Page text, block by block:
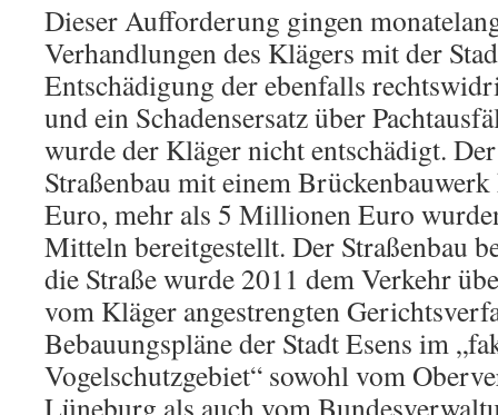
Dieser Aufforderung gingen
Verhandlungen des Klägers mit der
Entschädigung der ebenfalls
und ein Schadensersatz über
wurde der Kläger nicht entschädigt.
Straßenbau mit einem
Euro, mehr als 5 Millionen Euro
Mitteln bereitgestellt. Der Straßenbau
die Straße wurde 2011 dem Verkehr
vom Kläger angestrengten
Bebauungspläne der Stadt Esens im
Vogelschutzgebiet“ sowohl vom
Lüneburg als auch vom